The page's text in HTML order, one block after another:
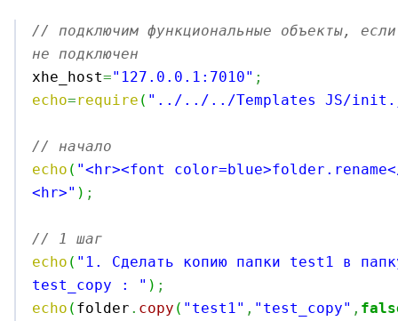
// подключим функциональные объекты,
не подключен
xhe_host="127.0.0.1:7010" ;
echo=require ( "../../../Templates JS/
// начало
echo ( "<hr><font
<hr>" ) ;
// 1 шаг
echo ( "1. Сделать копию папки test1 в
test_copy : " ) ;
echo ( folder . copy ( "test1" , "test_copy" ,